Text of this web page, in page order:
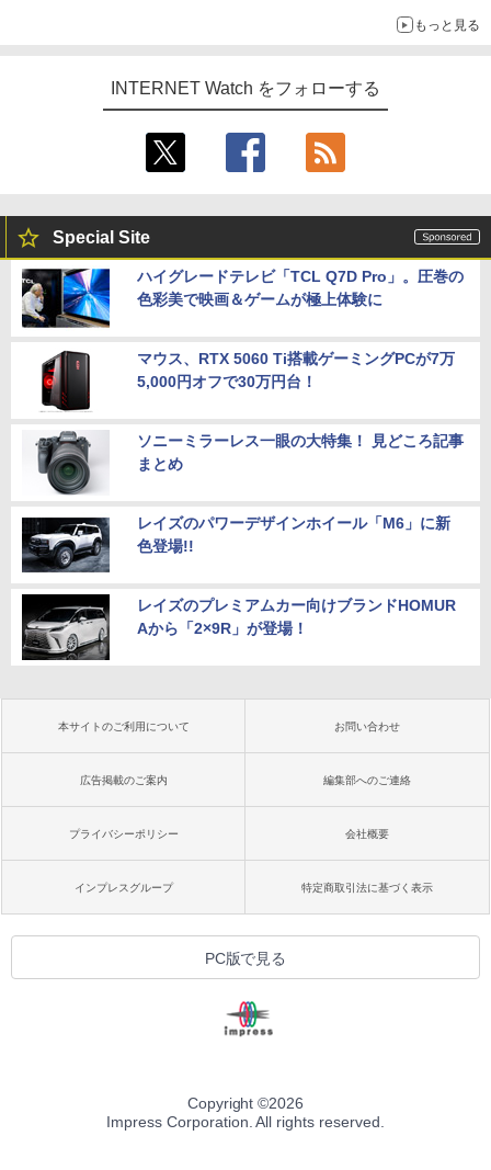
もっと見る
INTERNET Watch をフォローする
Special Site
ハイグレードテレビ「TCL Q7D Pro」。圧巻の
色彩美で映画＆ゲームが極上体験に
マウス、RTX 5060 Ti搭載ゲーミングPCが7万
5,000円オフで30万円台！
ソニーミラーレス一眼の大特集！ 見どころ記事
まとめ
レイズのパワーデザインホイール「M6」に新
色登場!!
レイズのプレミアムカー向けブランドHOMUR
Aから「2×9R」が登場！
本サイトのご利用について お問い合わせ
広告掲載のご案内 編集部へのご連絡
プライバシーポリシー 会社概要
インプレスグループ 特定商取引法に基づく表示
PC版で見る
Copyright ©2026
Impress Corporation. All rights reserved.